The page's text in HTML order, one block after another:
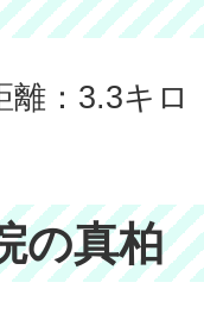
離：3.3キロ
の真柏